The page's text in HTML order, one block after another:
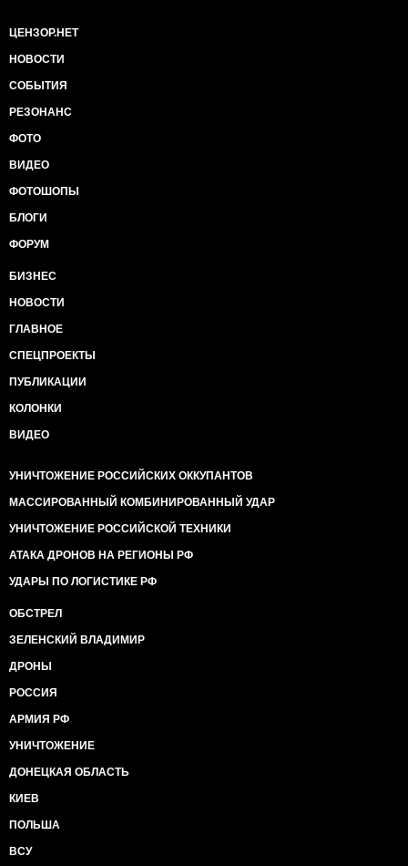
ЦЕНЗОР.НЕТ
НОВОСТИ
СОБЫТИЯ
РЕЗОНАНС
ФОТО
ВИДЕО
ФОТОШОПЫ
БЛОГИ
ФОРУМ
БИЗНЕС
НОВОСТИ
ГЛАВНОЕ
СПЕЦПРОЕКТЫ
ПУБЛИКАЦИИ
КОЛОНКИ
ВИДЕО
УНИЧТОЖЕНИЕ РОССИЙСКИХ ОККУПАНТОВ
МАССИРОВАННЫЙ КОМБИНИРОВАННЫЙ УДАР
УНИЧТОЖЕНИЕ РОССИЙСКОЙ ТЕХНИКИ
АТАКА ДРОНОВ НА РЕГИОНЫ РФ
УДАРЫ ПО ЛОГИСТИКЕ РФ
ОБСТРЕЛ
ЗЕЛЕНСКИЙ ВЛАДИМИР
ДРОНЫ
РОССИЯ
АРМИЯ РФ
УНИЧТОЖЕНИЕ
ДОНЕЦКАЯ ОБЛАСТЬ
КИЕВ
ПОЛЬША
ВСУ